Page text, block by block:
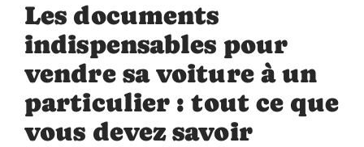
Les documents
indispensables pour
vendre sa voiture à un
particulier : tout ce que
vous devez savoir